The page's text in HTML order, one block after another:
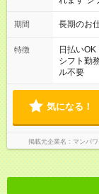
18：00 11：00～20
合わせ週
派遣法（
業はご案
期間 長期のお
特徴 日払いOK
シフト勤
ル不要
気になる！
掲載元企業名 マンパ